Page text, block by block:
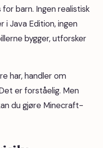
barn. Ingen realistisk
i Java Edition, ingen
bygger, utforsker
har, handler om
er forståelig. Men
du gjøre Minecraft-